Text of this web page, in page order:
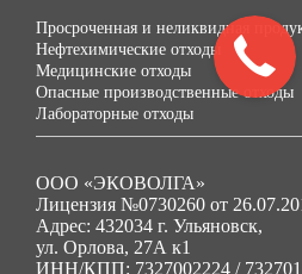
Просроченная и неликвидная
Нефтехимические отходы
Медицинские отходы
Опасные производственные отходы
Лабораторные отходы
ООО «ЭКОВОЛГА»
Лицензия №0730260 от
Адрес: 432034 г. Ульяновск,
ул. Орлова, 27А к1
ИНН/КПП: 7327002224 /